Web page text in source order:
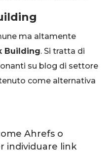
ma altamente
Building. Si tratta di
su blog di settore
come alternativa
Ahrefs o
individuare link